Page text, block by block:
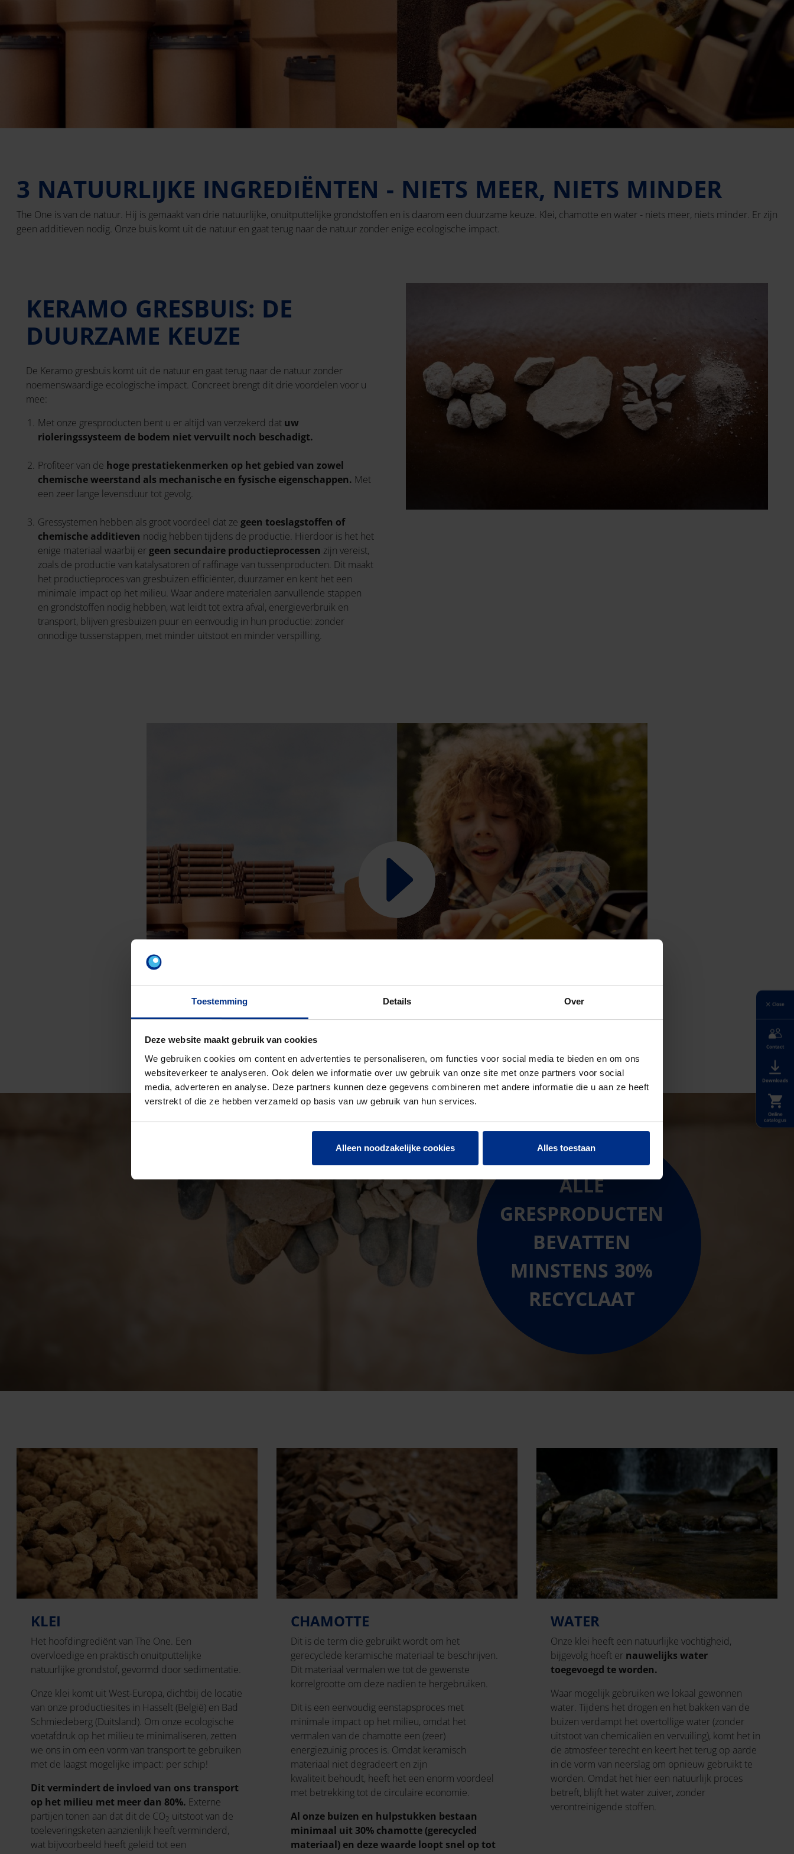
Toestemming Details Over
Deze website maakt gebruik van cookies
We gebruiken cookies om content en advertenties te personaliseren, om functies voor social media te bieden en om ons
websiteverkeer te analyseren. Ook delen we informatie over uw gebruik van onze site met onze partners voor social
media, adverteren en analyse. Deze partners kunnen deze gegevens combineren met andere informatie die u aan ze heeft
verstrekt of die ze hebben verzameld op basis van uw gebruik van hun services.
Alleen noodzakelijke cookies Alles toestaan
3 NATUURLIJKE INGREDIËNTEN - NIETS MEER, NIETS MINDER
The One is van de natuur. Hij is gemaakt van drie natuurlijke, onuitputtelijke grondstoffen en is daarom een duurzame keuze. Klei, chamotte en water - niets meer, niets minder. Er zijn
geen additieven nodig. Onze buis komt uit de natuur en gaat terug naar de natuur zonder enige ecologische impact.
KERAMO GRESBUIS: DE
DUURZAME KEUZE
De Keramo gresbuis komt uit de natuur en gaat terug naar de natuur zonder
noemenswaardige ecologische impact. Concreet brengt dit drie voordelen voor u
mee:
Met onze gresproducten bent u er altijd van verzekerd dat uw
rioleringssysteem de bodem niet vervuilt noch beschadigt.
Profiteer van de hoge prestatiekenmerken op het gebied van zowel
chemische weerstand als mechanische en fysische eigenschappen. Met
een zeer lange levensduur tot gevolg.
Gressystemen hebben als groot voordeel dat ze geen toeslagstoffen of
chemische additieven nodig hebben tijdens de productie. Hierdoor is het het
enige materiaal waarbij er geen secundaire productieprocessen zijn vereist,
zoals de productie van katalysatoren of raffinage van tussenproducten. Dit maakt
het productieproces van gresbuizen efficiënter, duurzamer en kent het een
minimale impact op het milieu. Waar andere materialen aanvullende stappen
en grondstoffen nodig hebben, wat leidt tot extra afval, energieverbruik en
transport, blijven gresbuizen puur en eenvoudig in hun productie: zonder
onnodige tussenstappen, met minder uitstoot en minder verspilling.
ALLE
GRESPRODUCTEN
BEVATTEN
MINSTENS 30%
RECYCLAAT
KLEI
Het hoofdingrediënt van The One. Een
overvloedige en praktisch onuitputtelijke
natuurlijke grondstof, gevormd door sedimentatie.
Onze klei komt uit West-Europa, dichtbij de locatie
van onze productiesites in Hasselt (België) en Bad
Schmiedeberg (Duitsland). Om onze ecologische
voetafdruk op het milieu te minimaliseren, zetten
we ons in om een vorm van transport te gebruiken
met de laagst mogelijke impact: per schip!
Dit vermindert de invloed van ons transport
op het milieu met meer dan 80%. Externe
partijen tonen aan dat dit de CO2 uitstoot van de
toeleveringsketen aanzienlijk heeft verminderd,
wat bijvoorbeeld heeft geleid tot een
CHAMOTTE
Dit is de term die gebruikt wordt om het
gerecyclede keramische materiaal te beschrijven.
Dit materiaal vermalen we tot de gewenste
korrelgrootte om deze nadien te hergebruiken.
Dit is een eenvoudig eenstapsproces met
minimale impact op het milieu, omdat het
vermalen van de chamotte een (zeer)
energiezuinig proces is. Omdat keramisch
materiaal niet degradeert en zijn
kwaliteit behoudt, heeft het een enorm voordeel
met betrekking tot de circulaire economie.
Al onze buizen en hulpstukken bestaan
minimaal uit 30% chamotte (gerecycled
materiaal) en deze waarde loopt snel op tot
WATER
Onze klei heeft een natuurlijke vochtigheid,
bijgevolg hoeft er nauwelijks water
toegevoegd te worden.
Waar mogelijk gebruiken we lokaal gewonnen
water. Tijdens het drogen en het bakken van de
buizen verdampt het overtollige water (zonder
uitstoot van chemicaliën en vervuiling), komt het in
de atmosfeer terecht en keert het terug op aarde
in de vorm van neerslag om opnieuw gebruikt te
worden. Omdat het hier een natuurlijk proces
betreft, blijft het water zuiver, zonder
verontreinigende stoffen.
Close
Contact
Downloads
Online
catalogus